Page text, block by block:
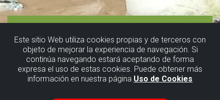
Este sitio Web utiliza cookies propias y de terceros con
objeto de mejorar la experiencia de navegación. Si
continúa navegando estará aceptando de forma
expresa el uso de estas cookies. Puede obtener más
información en nuestra página Uso de Cookies